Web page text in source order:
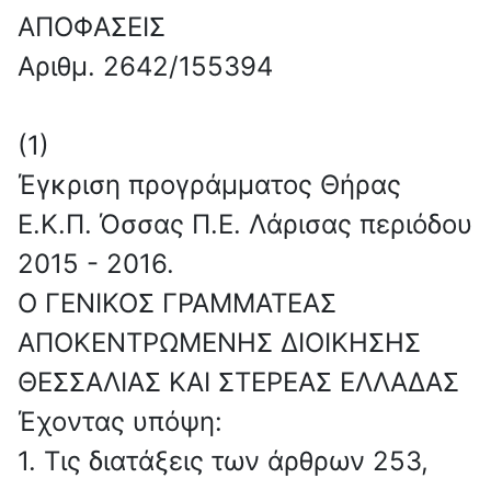
ΑΠΟΦΑΣΕΙΣ
Αριθμ. 2642/155394
(1)
Έγκριση προγράμματος Θήρας
Ε.Κ.Π. Όσσας Π.Ε. Λάρισας περιόδου
2015 - 2016.
Ο ΓΕΝΙΚΟΣ ΓΡΑΜΜΑΤΕΑΣ
ΑΠΟΚΕΝΤΡΩΜΕΝΗΣ ΔΙΟΙΚΗΣΗΣ
ΘΕΣΣΑΛΙΑΣ ΚΑΙ ΣΤΕΡΕΑΣ ΕΛΛΑΔΑΣ
Έχοντας υπόψη:
1. Τις διατάξεις των άρθρων 253,